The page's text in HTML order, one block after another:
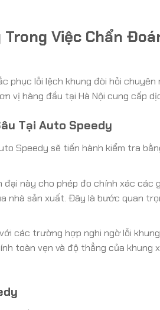
Việc Chẩn
phục lỗi lệch khung đòi hỏi
vị hàng đầu tại Hà Nội cung cấp
Tại Auto Speedy
Speedy sẽ tiến hành kiểm tra
đại này cho phép đo chính xác các
nhà sản xuất. Đây là bước quan
các trường hợp nghi ngờ lỗi
toàn vẹn và độ thẳng của khung